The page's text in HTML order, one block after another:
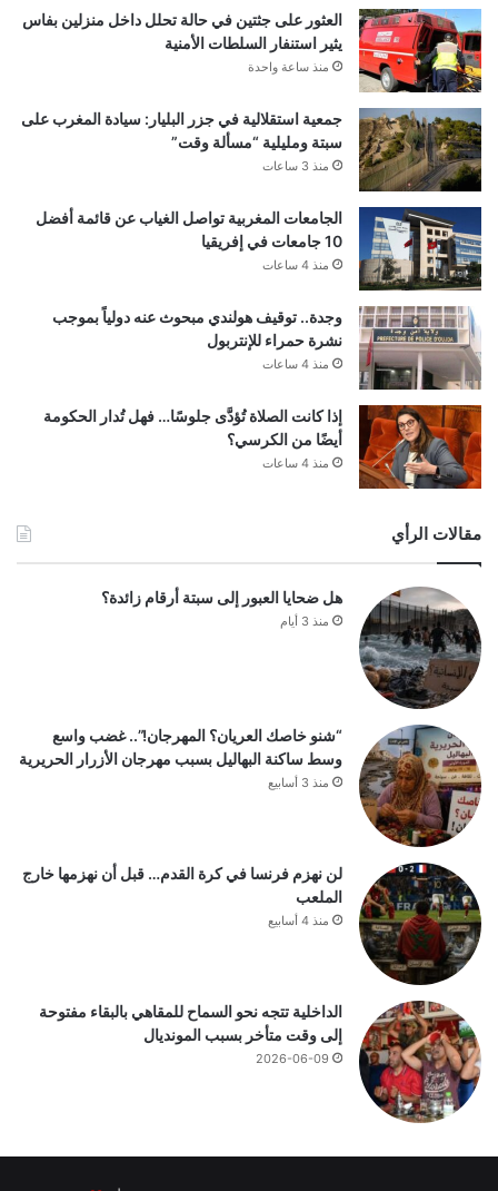
العثور على جثتين في حالة تحلل داخل منزلين بفاس
يثير استنفار السلطات الأمنية
منذ ساعة واحدة
جمعية استقلالية في جزر البليار: سيادة المغرب على
سبتة ومليلية “مسألة وقت”
منذ 3 ساعات
الجامعات المغربية تواصل الغياب عن قائمة أفضل
10 جامعات في إفريقيا
منذ 4 ساعات
وجدة.. توقيف هولندي مبحوث عنه دولياً بموجب
نشرة حمراء للإنتربول
منذ 4 ساعات
إذا كانت الصلاة تُؤدَّى جلوسًا… فهل تُدار الحكومة
أيضًا من الكرسي؟
منذ 4 ساعات
مقالات الرأي
هل ضحايا العبور إلى سبتة أرقام زائدة؟
منذ 3 أيام
“شنو خاصك العريان؟ المهرجان!”.. غضب واسع
وسط ساكنة البهاليل بسبب مهرجان الأزرار الحريرية
منذ 3 أسابيع
لن نهزم فرنسا في كرة القدم… قبل أن نهزمها خارج
الملعب
منذ 4 أسابيع
الداخلية تتجه نحو السماح للمقاهي بالبقاء مفتوحة
إلى وقت متأخر بسبب المونديال
2026-06-09